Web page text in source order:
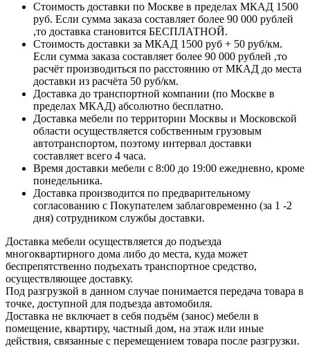
Стоимость доставки по Москве в пределах МКАД 1500
руб. Если сумма заказа составляет более 90 000 рублей
,то доставка становится БЕСПЛАТНОЙ.
Стоимость доставки за МКАД 1500 руб + 50 руб/км.
Если сумма заказа составляет более 90 000 рублей ,то
расчёт производиться по расстоянию от МКАД до места
доставки из расчёта 50 руб/км.
Доставка до транспортной компании (по Москве в
пределах МКАД) абсолютно бесплатно.
Доставка мебели по территории Москвы и Московской
области осуществляется собственным грузовым
автотранспортом, поэтому интервал доставки
составляет всего 4 часа.
Время доставки мебели с 8:00 до 19:00 ежедневно, кроме
понедельника.
Доставка производится по предварительному
согласованию с Покупателем заблаговременно (за 1 -2
дня) сотрудником службы доставки.
Доставка мебели осуществляется до подъезда
многоквартирного дома либо до места, куда может
беспрепятственно подъехать транспортное средство,
осуществляющее доставку.
Под разгрузкой в данном случае понимается передача товара в
точке, доступной для подъезда автомобиля.
Доставка не включает в себя подъём (занос) мебели в
помещение, квартиру, частный дом, на этаж или иные
действия, связанные с перемещением товара после разгрузки.